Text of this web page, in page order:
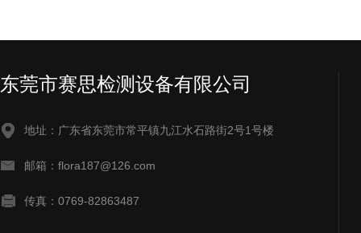
东莞市赛思检测设备有限公司
地址：广东省东莞市常平镇九江水石路街2号1号楼
邮箱：flora187@126.com
传真：0769-82863487